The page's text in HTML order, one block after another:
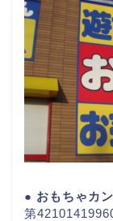
● おもちゃカ
第